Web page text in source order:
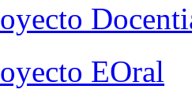
EOral